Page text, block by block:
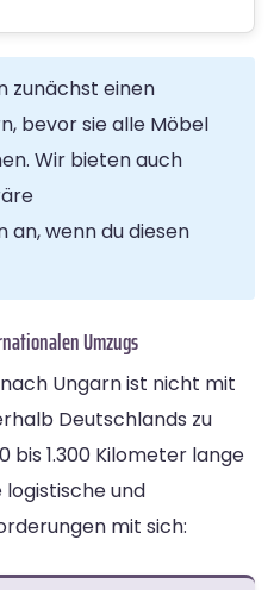
zunächst einen
bevor sie alle Möbel
Wir bieten auch
an, wenn du diesen
Umzugs
Ungarn ist nicht mit
Deutschlands zu
bis 1.300 Kilometer lange
und
mit sich: